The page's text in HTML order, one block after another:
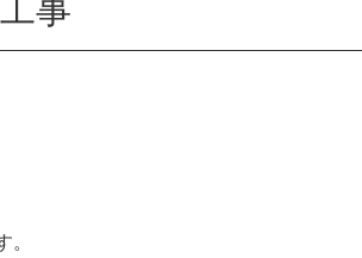
事
。